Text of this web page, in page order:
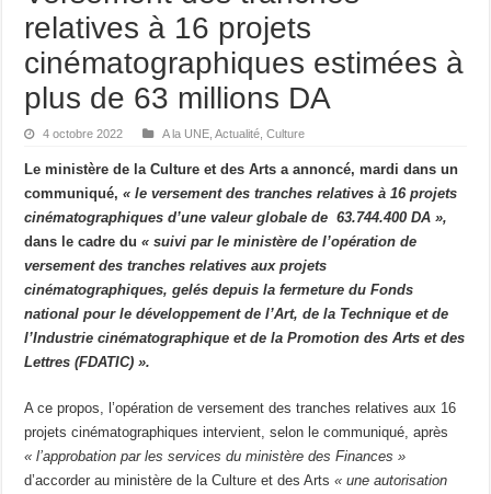
relatives à 16 projets
cinématographiques estimées à
plus de 63 millions DA
4 octobre 2022 A la UNE ,Actualité ,Culture
Le ministère de la Culture et des Arts a annoncé, mardi dans un
communiqué,« le versement des tranches relatives à 16 projets
cinématographiques d’une valeur globale de 63.744.400 DA »,
dans le cadre du« suivi par le ministère de l’opération de
versement des tranches relatives aux projets
cinématographiques, gelés depuis la fermeture du Fonds
national pour le développement de l’Art, de la Technique et de
l’Industrie cinématographique et de la Promotion des Arts et des
Lettres (FDATIC) ».
A ce propos, l’opération de versement des tranches relatives aux 16
projets cinématographiques intervient, selon le communiqué, après
« l’approbation par les services du ministère des Finances »
d’accorder au ministère de la Culture et des Arts« une autorisation